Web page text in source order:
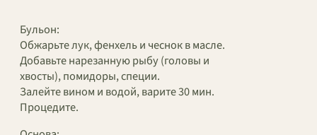
Бульон:
Обжарьте лук, фенхель и чеснок в масле.
Добавьте нарезанную рыбу (головы и
хвосты), помидоры, специи.
Залейте вином и водой, варите 30 мин.
Процедите.